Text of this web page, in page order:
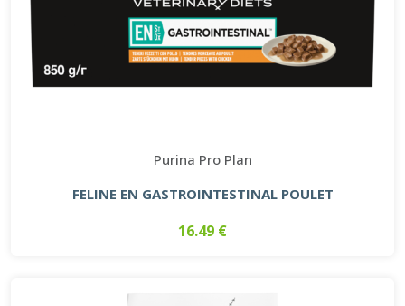
Purina Pro Plan
FELINE EN GASTROINTESTINAL POULET
16.49 €